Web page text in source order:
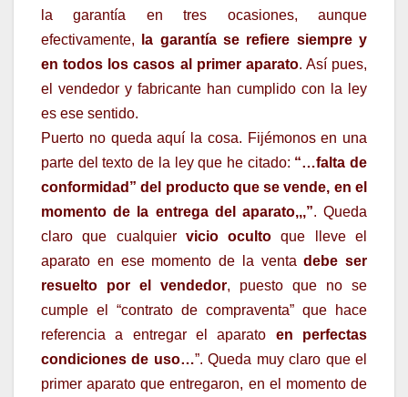
la garantía en tres ocasiones, aunque
efectivamente, la garantía se refiere siempre y
en todos los casos al primer aparato. Así pues,
el vendedor y fabricante han cumplido con la ley
es ese sentido.
Puerto no queda aquí la cosa. Fijémonos en una
parte del texto de la ley que he citado: “…falta de
conformidad” del producto que se vende, en el
momento de la entrega del aparato,,,”. Queda
claro que cualquier vicio oculto que lleve el
aparato en ese momento de la ventadebe ser
resuelto por el vendedor, puesto que no se
cumple el “contrato de compraventa” que hace
referencia a entregar el aparato en perfectas
condiciones de uso…”. Queda muy claro que el
primer aparato que entregaron, en el momento de